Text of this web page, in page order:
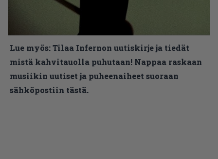
Lue myös:Tilaa Infernon uutiskirje ja tiedät
mistä kahvitauolla puhutaan! Nappaa raskaan
musiikin uutiset ja puheenaiheet suoraan
sähköpostiin tästä.